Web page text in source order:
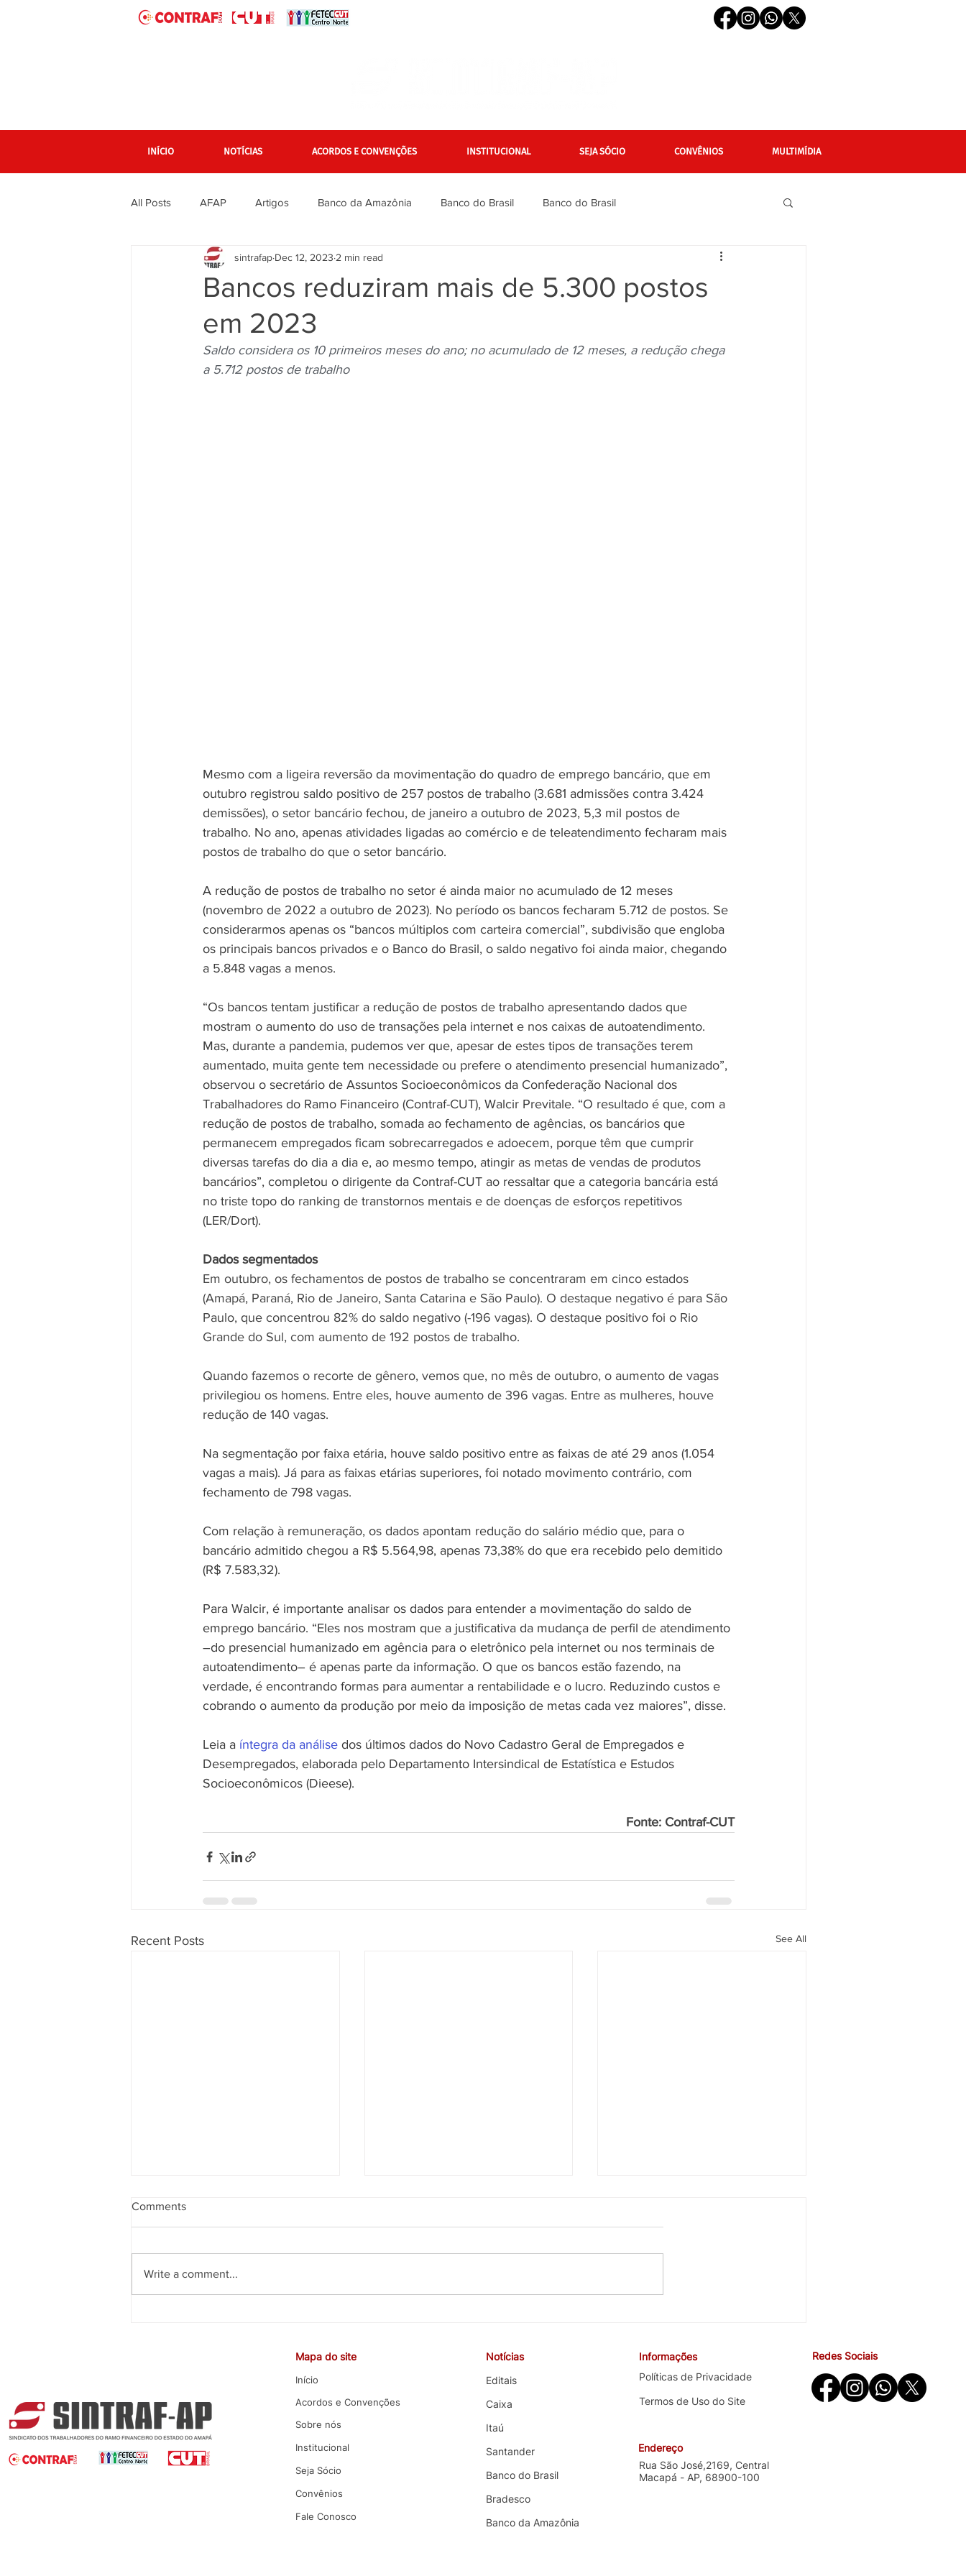
INÍCIO NOTÍCIAS ACORDOS E CONVENÇÕES INSTITUCIONAL SEJA SÓCIO CONVÊNIOS MULTIMÍDIA
All Posts AFAP Artigos Banco da Amazônia Banco do Brasil Banco do Brasil
banner grande pagina inicial Bradesco Editais
Em destaque Página inicial Financiários
Movimento Sindical Mulheres
Bancos reduziram mais de 5.300 postos
em 2023
sintrafap Dec 12, 2023 2 min read
Saldo considera os 10 primeiros meses do ano; no acumulado de 12 meses, a redução chega
a 5.712 postos de trabalho
Mesmo com a ligeira reversão da movimentação do quadro de emprego bancário, que em
outubro registrou saldo positivo de 257 postos de trabalho (3.681 admissões contra 3.424
demissões), o setor bancário fechou, de janeiro a outubro de 2023, 5,3 mil postos de
trabalho. No ano, apenas atividades ligadas ao comércio e de teleatendimento fecharam mais
postos de trabalho do que o setor bancário.
A redução de postos de trabalho no setor é ainda maior no acumulado de 12 meses
(novembro de 2022 a outubro de 2023). No período os bancos fecharam 5.712 de postos. Se
considerarmos apenas os “bancos múltiplos com carteira comercial”, subdivisão que engloba
os principais bancos privados e o Banco do Brasil, o saldo negativo foi ainda maior, chegando
a 5.848 vagas a menos.
“Os bancos tentam justificar a redução de postos de trabalho apresentando dados que
mostram o aumento do uso de transações pela internet e nos caixas de autoatendimento.
Mas, durante a pandemia, pudemos ver que, apesar de estes tipos de transações terem
aumentado, muita gente tem necessidade ou prefere o atendimento presencial humanizado”,
observou o secretário de Assuntos Socioeconômicos da Confederação Nacional dos
Trabalhadores do Ramo Financeiro (Contraf-CUT), Walcir Previtale. “O resultado é que, com a
redução de postos de trabalho, somada ao fechamento de agências, os bancários que
permanecem empregados ficam sobrecarregados e adoecem, porque têm que cumprir
diversas tarefas do dia a dia e, ao mesmo tempo, atingir as metas de vendas de produtos
bancários”, completou o dirigente da Contraf-CUT ao ressaltar que a categoria bancária está
no triste topo do ranking de transtornos mentais e de doenças de esforços repetitivos
(LER/Dort).
Dados segmentados
Em outubro, os fechamentos de postos de trabalho se concentraram em cinco estados
(Amapá, Paraná, Rio de Janeiro, Santa Catarina e São Paulo). O destaque negativo é para São
Paulo, que concentrou 82% do saldo negativo (-196 vagas). O destaque positivo foi o Rio
Grande do Sul, com aumento de 192 postos de trabalho.
Quando fazemos o recorte de gênero, vemos que, no mês de outubro, o aumento de vagas
privilegiou os homens. Entre eles, houve aumento de 396 vagas. Entre as mulheres, houve
redução de 140 vagas.
Na segmentação por faixa etária, houve saldo positivo entre as faixas de até 29 anos (1.054
vagas a mais). Já para as faixas etárias superiores, foi notado movimento contrário, com
fechamento de 798 vagas.
Com relação à remuneração, os dados apontam redução do salário médio que, para o
bancário admitido chegou a R$ 5.564,98, apenas 73,38% do que era recebido pelo demitido
(R$ 7.583,32).
Para Walcir, é importante analisar os dados para entender a movimentação do saldo de
emprego bancário. “Eles nos mostram que a justificativa da mudança de perfil de atendimento
–do presencial humanizado em agência para o eletrônico pela internet ou nos terminais de
autoatendimento– é apenas parte da informação. O que os bancos estão fazendo, na
verdade, é encontrando formas para aumentar a rentabilidade e o lucro. Reduzindo custos e
cobrando o aumento da produção por meio da imposição de metas cada vez maiores”, disse.
Leia a íntegra da análise dos últimos dados do Novo Cadastro Geral de Empregados e
Desempregados, elaborada pelo Departamento Intersindical de Estatística e Estudos
Socioeconômicos (Dieese).
Fonte: Contraf-CUT
Recent Posts See All
de trabalho em negociação
com o Banco do Brasil
com o Santander
Comments
Write a comment...
Mapa do site
Início
Acordos e Convenções
Sobre nós
Institucional
Seja Sócio
Convênios
Fale Conosco
Notícias
Editais
Caixa
Itaú
Santander
Banco do Brasil
Bradesco
Banco da Amazônia
Informações
Políticas de Privacidade
Termos de Uso do Site
Redes Sociais
Endereço
Rua São José,2169, Central
Macapá - AP, 68900-100